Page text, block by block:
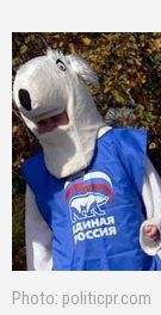
Photo: politicpr.com